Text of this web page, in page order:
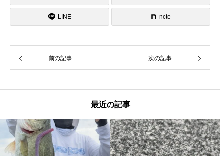
LINE note
前の記事 次の記事
最近の記事